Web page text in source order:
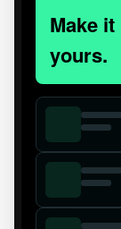
Make it
yours.